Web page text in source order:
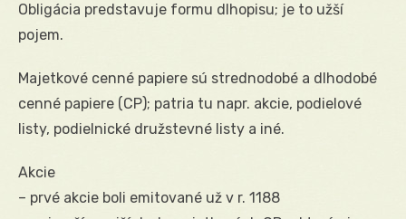
Obligácia predstavuje formu dlhopisu; je to užší
pojem.
Majetkové cenné papiere sú strednodobé a dlhodobé
cenné papiere (CP); patria tu napr. akcie, podielové
listy, podielnické družstevné listy a iné.
Akcie
– prvé akcie boli emitované už v r. 1188